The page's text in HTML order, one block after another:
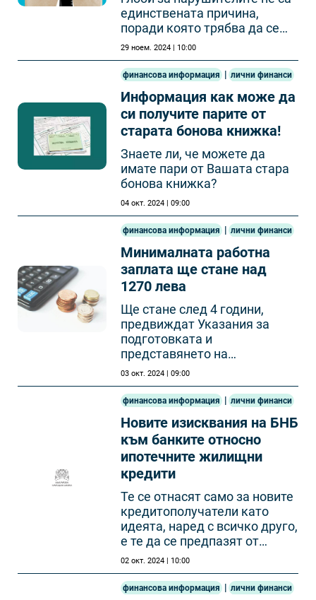
единствената причина,
поради която трябва да се
съхранява документацията
на фирмата.
29 ноем. 2024 | 10:00
финансова информация | лични финанси
Информация как може да
си получите парите от
старата бонова книжка!
Знаете ли, че можете да
имате пари от Вашата стара
бонова книжка?
04 окт. 2024 | 09:00
финансова информация | лични финанси
Минималната работна
заплата ще стане над
1270 лева
Ще стане след 4 години,
предвиждат Указания за
подготовката и
представянето на
проектобюджетите обявени
от Министерство на
финансите
03 окт. 2024 | 09:00
финансова информация | лични финанси
Новите изисквания на БНБ
към банките относно
ипотечните жилищни
кредити
Те се отнасят само за новите
кредитополучатели като
идеята, наред с всичко друго,
е те да се предпазят от
прекомерни дългове.
02 окт. 2024 | 10:00
финансова информация | лични финанси